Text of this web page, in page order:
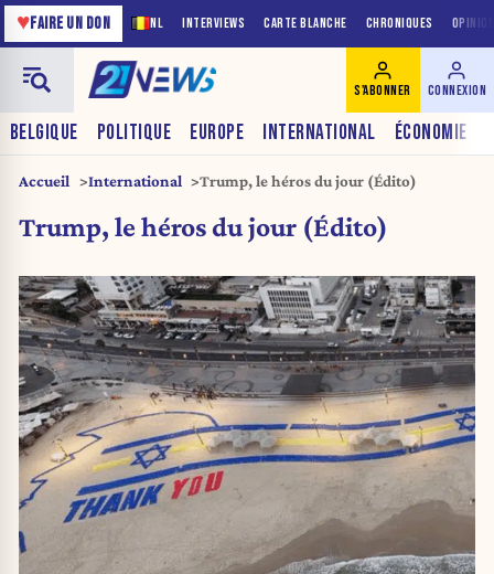
NL INTERVIEWS CARTE BLANCHE CHRONIQUES
♥FAIRE UN DON
BELGIQUE POLITIQUE EUROPE INTERNATIONAL ÉCONOMIE
S'ABONNER CONNEXION
Accueil International Trump, le héros du jour (Édito)
Trump, le héros du jour (Édito)